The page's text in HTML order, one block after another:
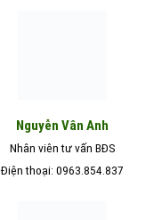
Nguyễn Vân Anh
Nhân viên tư vấn BĐS
Điện thoại: 0963.854.837